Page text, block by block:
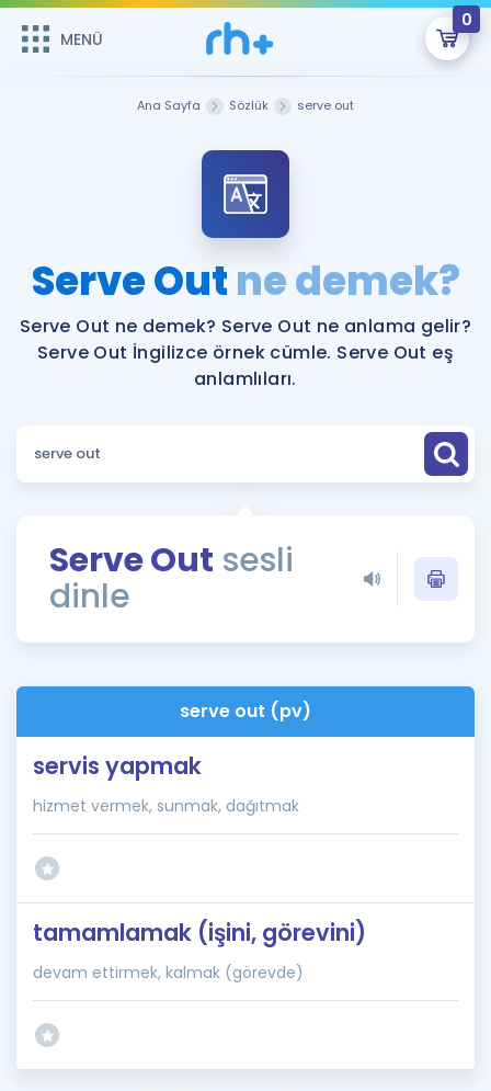
MENÜ
0
ÜYE DEĞİLİM
Sepetin Şu An Boş.
Remzi Hoca ile seni sınava hazırlayacak onlarca eğitim seni
bekliyor!
MENÜ
Faydalı Araçlar
Sözlük
Rehberlik Aracı
ÖSYM Sınav Takvimi
İngilizce Gramer
Hakkımızda
Ana Sayfa Sözlük serve out
Serve Outne demek?
Serve Out ne demek? Serve Out ne anlama gelir?
Serve Out İngilizce örnek cümle. Serve Out eş
anlamlıları.
Serve Out sesli
dinle
serve out (pv)
servis yapmak
hizmet vermek, sunmak, dağıtmak
tamamlamak (işini, görevini)
devam ettirmek, kalmak (görevde)